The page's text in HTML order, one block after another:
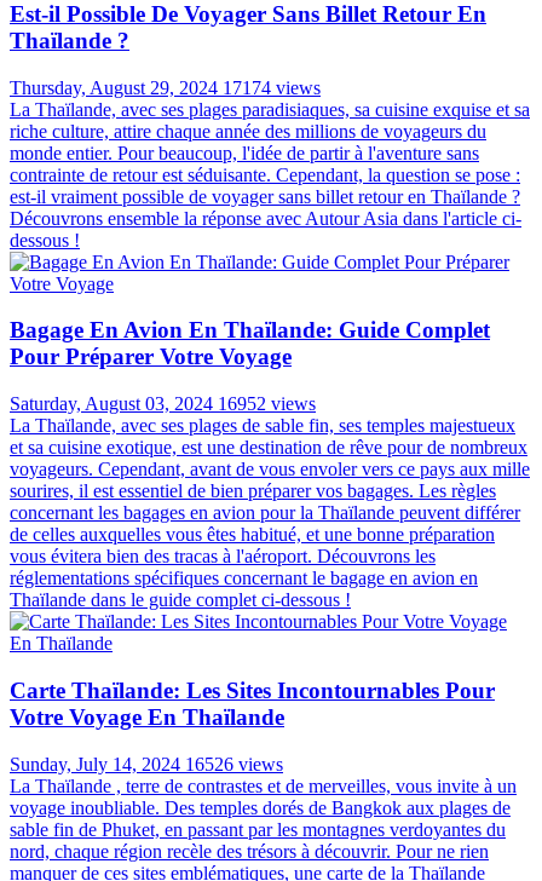
Est-il Possible De Voyager Sans Billet Retour En
Thaïlande ?
Thursday, August 29, 2024 17174 views
La Thaïlande, avec ses plages paradisiaques, sa cuisine exquise et sa
riche culture, attire chaque année des millions de voyageurs du
monde entier. Pour beaucoup, l'idée de partir à l'aventure sans
contrainte de retour est séduisante. Cependant, la question se pose :
est-il vraiment possible de voyager sans billet retour en Thaïlande ?
Découvrons ensemble la réponse avec Autour Asia dans l'article ci-
dessous !
Bagage En Avion En Thaïlande: Guide Complet
Pour Préparer Votre Voyage
Saturday, August 03, 2024 16952 views
La Thaïlande, avec ses plages de sable fin, ses temples majestueux
et sa cuisine exotique, est une destination de rêve pour de nombreux
voyageurs. Cependant, avant de vous envoler vers ce pays aux mille
sourires, il est essentiel de bien préparer vos bagages. Les règles
concernant les bagages en avion pour la Thaïlande peuvent différer
de celles auxquelles vous êtes habitué, et une bonne préparation
vous évitera bien des tracas à l'aéroport. Découvrons les
réglementations spécifiques concernant le bagage en avion en
Thaïlande dans le guide complet ci-dessous !
Carte Thaïlande: Les Sites Incontournables Pour
Votre Voyage En Thaïlande
Sunday, July 14, 2024 16526 views
La Thaïlande , terre de contrastes et de merveilles, vous invite à un
voyage inoubliable. Des temples dorés de Bangkok aux plages de
sable fin de Phuket, en passant par les montagnes verdoyantes du
nord, chaque région recèle des trésors à découvrir. Pour ne rien
manquer de ces sites emblématiques, une carte de la Thaïlande